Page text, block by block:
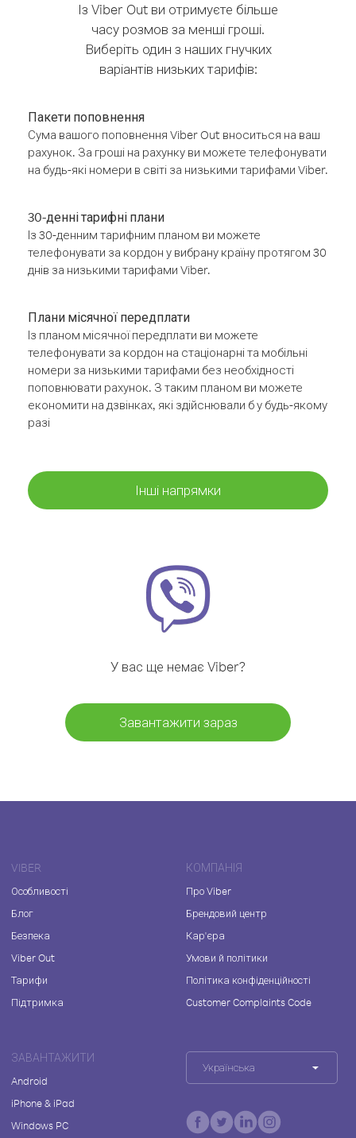
Із Viber Out ви отримуєте більше
часу розмов за менші гроші.
Виберіть один з наших гнучких
варіантів низьких тарифів:
Пакети поповнення
Сума вашого поповнення Viber Out вноситься на ваш
рахунок. За гроші на рахунку ви можете телефонувати
на будь-які номери в світі за низькими тарифами Viber.
30-денні тарифні плани
Із 30-денним тарифним планом ви можете
телефонувати за кордон у вибрану країну протягом 30
днів за низькими тарифами Viber.
Плани місячної передплати
Із планом місячної передплати ви можете
телефонувати за кордон на стаціонарні та мобільні
номери за низькими тарифами без необхідності
поповнювати рахунок. З таким планом ви можете
економити на дзвінках, які здійснювали б у будь-якому
разі
Інші напрямки
У вас ще немає Viber?
Завантажити зараз
VIBER
Особливості
Блог
Безпека
Viber Out
Тарифи
Підтримка
КОМПАНІЯ
Про Viber
Брендовий центр
Кар'єра
Умови й політики
Політика конфіденційності
Customer Complaints Code
ЗАВАНТАЖИТИ
Android
iPhone & iPad
Windows PC
Українська